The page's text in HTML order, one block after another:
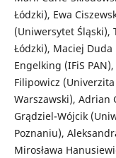
Łódzki), Ewa
(Uniwersytet Śląski),
Łódzki), Maciej
Engelking (IFiS
Filipowicz
Warszawski), Adrian
Grądziel-Wójcik
Poznaniu),
Mirosława